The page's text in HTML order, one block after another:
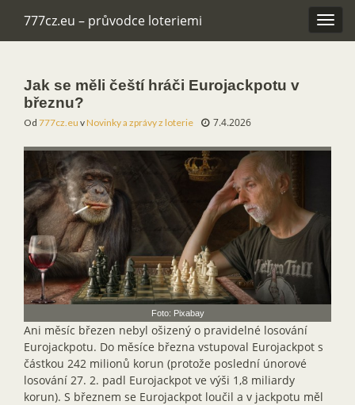
777cz.eu – průvodce loteriemi
Jak se měli čeští hráči Eurojackpotu v
březnu?
Od 777cz.eu vNovinky a zprávy z loterie 7.4.2026
Foto: Pixabay
Ani měsíc březen nebyl ošizený o pravidelné losování
Eurojackpotu. Do měsíce března vstupoval Eurojackpot s
částkou 242 milionů korun (protože poslední únorové
losování 27. 2. padl Eurojackpot ve výši 1,8 miliardy
korun). S březnem se Eurojackpot loučil a v jackpotu měl